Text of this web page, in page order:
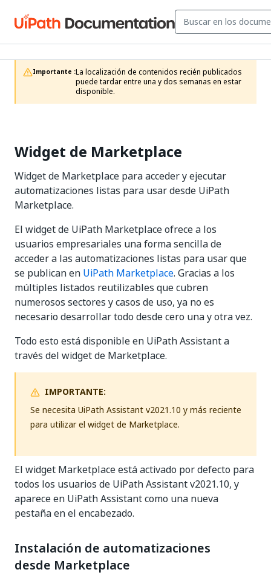
Importante :La localización de contenidos recién publicados
puede tardar entre una y dos semanas en estar
disponible.
Widget de Marketplace
Widget de Marketplace para acceder y ejecutar
automatizaciones listas para usar desde UiPath
Marketplace.
El widget de UiPath Marketplace ofrece a los
usuarios empresariales una forma sencilla de
acceder a las automatizaciones listas para usar que
se publican en UiPath Marketplace. Gracias a los
múltiples listados reutilizables que cubren
numerosos sectores y casos de uso, ya no es
necesario desarrollar todo desde cero una y otra vez.
Todo esto está disponible en UiPath Assistant a
través del widget de Marketplace.
IMPORTANTE:
Se necesita UiPath Assistant v2021.10 y más reciente
para utilizar el widget de Marketplace.
El widget Marketplace está activado por defecto para
todos los usuarios de UiPath Assistant v2021.10, y
aparece en UiPath Assistant como una nueva
pestaña en el encabezado.
Instalación de automatizaciones
desde Marketplace